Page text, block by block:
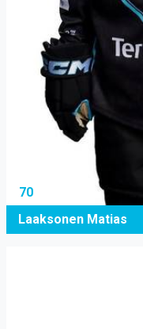
70
Laaksonen Matias